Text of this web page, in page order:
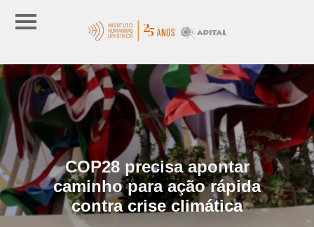
COP28 precisa apontar
caminho para ação rápida
contra crise climática